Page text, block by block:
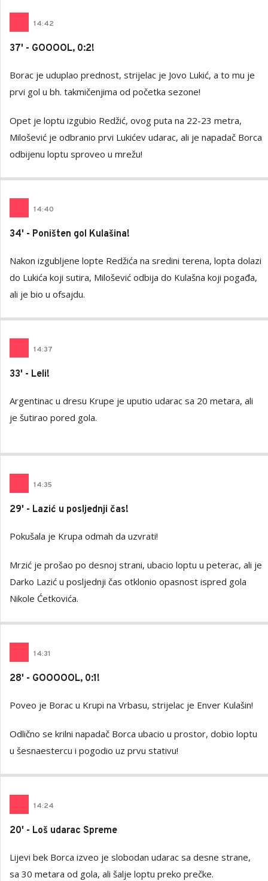
14:42
37' - GOOOOL, 0:2!
Borac je uduplao prednost, strijelac je Jovo Lukić, a to mu je
prvi gol u bh. takmičenjima od početka sezone!
Opet je loptu izgubio Redžić, ovog puta na 22-23 metra,
Milošević je odbranio prvi Lukićev udarac, ali je napadač Borca
odbijenu loptu sproveo u mrežu!
14:40
34' - Poništen gol Kulašina!
Nakon izgubljene lopte Redžića na sredini terena, lopta dolazi
do Lukića koji sutira, Milošević odbija do Kulašna koji pogađa,
ali je bio u ofsajdu.
14:37
33' - Leli!
Argentinac u dresu Krupe je uputio udarac sa 20 metara, ali
je šutirao pored gola.
14:35
29' - Lazić u posljednji čas!
Pokušala je Krupa odmah da uzvrati!
Mrzić je prošao po desnoj strani, ubacio loptu u peterac, ali je
Darko Lazić u posljednji čas otklonio opasnost ispred gola
Nikole Ćetkovića.
14:31
28' - GOOOOOL, 0:1!
Poveo je Borac u Krupi na Vrbasu, strijelac je Enver Kulašin!
Odlično se krilni napadač Borca ubacio u prostor, dobio loptu
u šesnaestercu i pogodio uz prvu stativu!
14:24
20' - Loš udarac Spreme
Lijevi bek Borca izveo je slobodan udarac sa desne strane,
sa 30 metara od gola, ali šalje loptu preko prečke.